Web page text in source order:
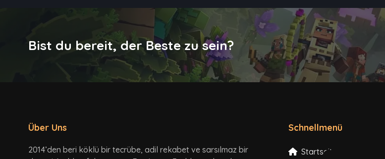
Bist du bereit, der Beste zu sein?
Über Uns
2014’den beri köklü bir tecrübe, adil rekabet ve sarsılmaz bir
Schnellmenü
Startseite